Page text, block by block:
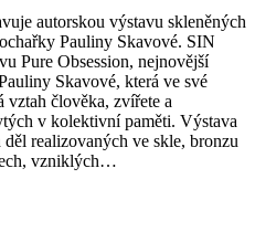
autorskou výstavu skleněných
Pauliny Skavové. SIN
Pure Obsession, nejnovější
Skavové, která ve své
vztah člověka, zvířete a
v kolektivní paměti. Výstava
realizovaných ve skle, bronzu
vzniklých…